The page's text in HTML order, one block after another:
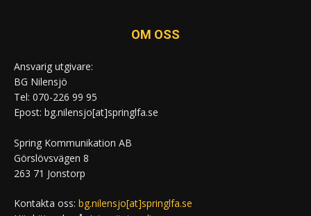
OM OSS
Ansvarig utgivare:
BG Nilensjö
Tel: 070-226 99 95
Epost: bg.nilensjo[at]springlfa.se
Spring Kommunikation AB
Görslövsvägen 8
263 71 Jonstorp
Kontakta oss: bg.nilensjo[at]springlfa.se